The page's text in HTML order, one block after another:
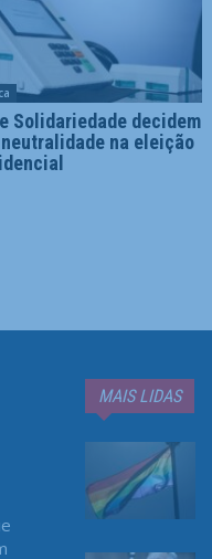
e Solidariedade decidem
na eleição
MAIS LIDAS